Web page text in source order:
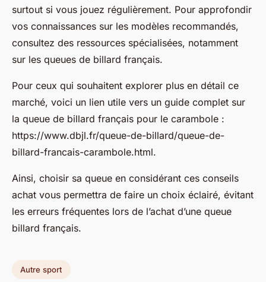
surtout si vous jouez régulièrement. Pour approfondir
vos connaissances sur les modèles recommandés,
consultez des ressources spécialisées, notamment
sur les queues de billard français.
Pour ceux qui souhaitent explorer plus en détail ce
marché, voici un lien utile vers un guide complet sur
la queue de billard français pour le carambole :
https://www.dbjl.fr/queue-de-billard/queue-de-
billard-francais-carambole.html.
Ainsi, choisir sa queue en considérant ces conseils
achat vous permettra de faire un choix éclairé, évitant
les erreurs fréquentes lors de l’achat d’une queue
billard français.
Autre sport